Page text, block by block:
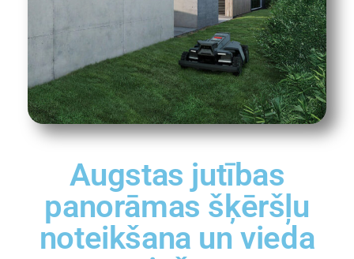
Augstas jutības
panorāmas šķēršļu
noteikšana un vieda